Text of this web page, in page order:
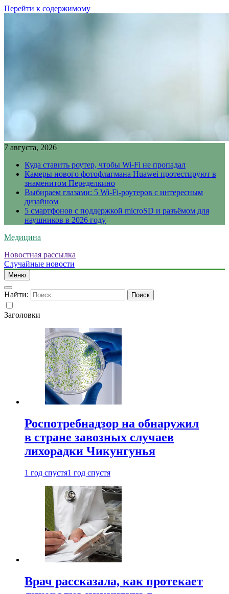
Перейти к содержимому
7 августа, 2026
Куда ставить роутер, чтобы Wi-Fi не пропадал
Камеры нового фотофлагмана Huawei протестируют в
знаменитом Переделкино
Выбираем глазами: 5 Wi-Fi-роутеров с интересным
дизайном
5 смартфонов с поддержкой microSD и разъёмом для
наушников в 2026 году
Медицина
Новостная рассылка
Случайные новости
Меню
Найти:
Заголовки
Роспотребнадзор на обнаружил
в стране завозных случаев
лихорадки Чикунгунья
1 год спустя1 год спустя
Врач рассказала, как протекает